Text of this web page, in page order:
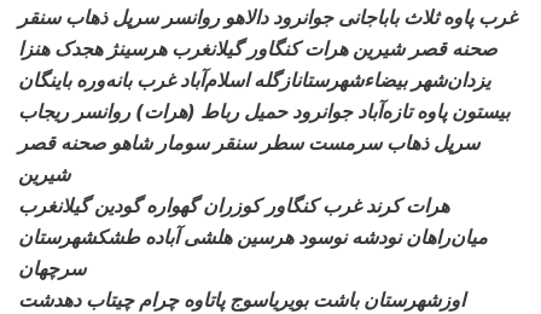
غرب پاوه ثلاث باباجانی جوانرود دالاهو روانسر سرپل ذهاب سنقر
صحنه قصر شیرین هراتکنگاور گیلانغرب هرسینژ هجدک هنزا
یزدان‌شهر بیضاءشهرستانازگله اسلام‌آباد غرب بانه‌وره باینگان
بیستون پاوه تازه‌آباد جوانرودحمیل رباط (هرات) روانسر ریجاب
سرپل ذهاب سرمست سطر سنقر سومار شاهو صحنه قصر
شیرین
هرات کرند غربکنگاور کوزران گهواره گودین گیلانغرب
میان‌راهان نودشه نوسود هرسین هلشی آباده طشکشهرستان
سرچهان
اوزشهرستانباشت بویریاسوج پاتاوه چرام چیتاب دهدشت